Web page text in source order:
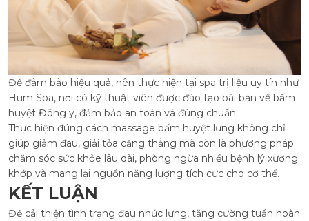
Để đảm bảo hiệu quả, nên thực hiện tại spa trị liệu uy tín như
Hum Spa, nơi có kỹ thuật viên được đào tạo bài bản về bấm
huyệt Đông y, đảm bảo an toàn và đúng chuẩn.
Thực hiện đúng cách massage bấm huyệt lưng không chỉ
giúp giảm đau, giải tỏa căng thẳng mà còn là phương pháp
chăm sóc sức khỏe lâu dài, phòng ngừa nhiều bệnh lý xương
khớp và mang lại nguồn năng lượng tích cực cho cơ thể.
KẾT LUẬN
Để cải thiện tình trạng đau nhức lưng, tăng cường tuần hoàn